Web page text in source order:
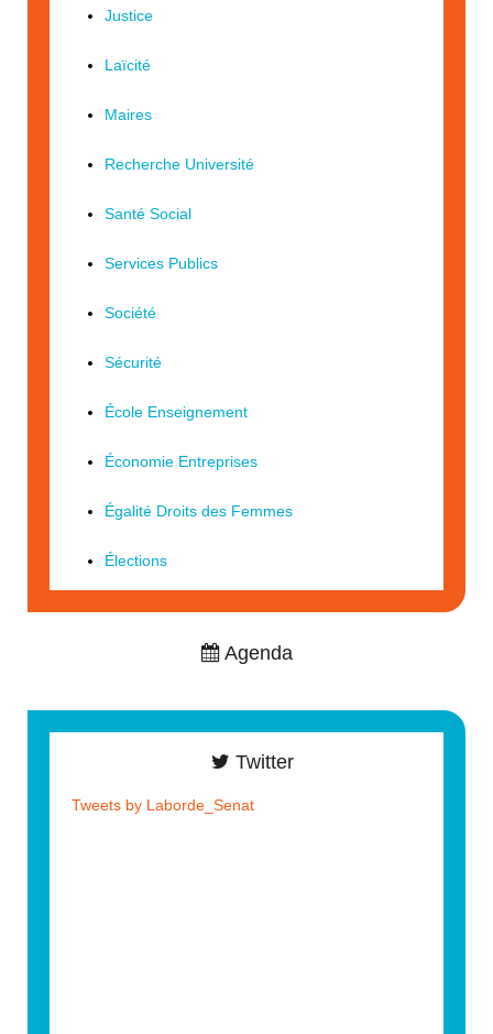
Justice
Laïcité
Maires
Recherche Université
Santé Social
Services Publics
Société
Sécurité
École Enseignement
Économie Entreprises
Égalité Droits des Femmes
Élections
Agenda
Twitter
Tweets by Laborde_Senat